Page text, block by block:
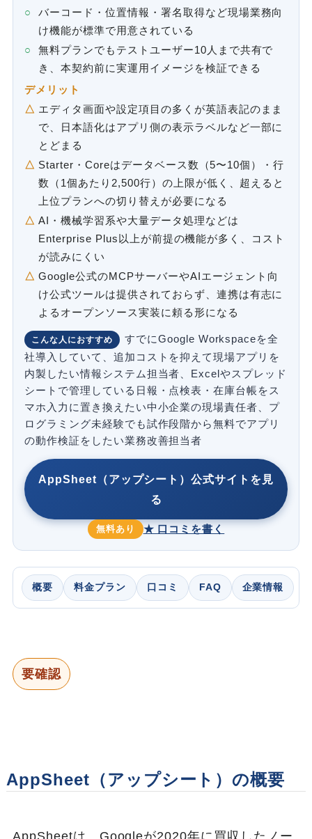
バーコード・位置情報・署名取得など現場業務向
け機能が標準で用意されている
無料プランでもテストユーザー10人まで共有で
き、本契約前に実運用イメージを検証できる
デメリット
エディタ画面や設定項目の多くが英語表記のまま
で、日本語化はアプリ側の表示ラベルなど一部に
とどまる
Starter・Coreはデータベース数（5〜10個）・行
数（1個あたり2,500行）の上限が低く、超えると
上位プランへの切り替えが必要になる
AI・機械学習系や大量データ処理などは
Enterprise Plus以上が前提の機能が多く、コスト
が読みにくい
Google公式のMCPサーバーやAIエージェント向
け公式ツールは提供されておらず、連携は有志に
よるオープンソース実装に頼る形になる
こんな人におすすめ
すでにGoogle Workspaceを全
社導入していて、追加コストを抑えて現場アプリを
内製したい情報システム担当者、Excelやスプレッド
シートで管理している日報・点検表・在庫台帳をス
マホ入力に置き換えたい中小企業の現場責任者、プ
ログラミング未経験でも試作段階から無料でアプリ
の動作検証をしたい業務改善担当者
AppSheet（アップシート）公式サイトを見
る
無料あり ★ 口コミを書く
概要 料金プラン 口コミ FAQ 企業情報
要確認
AppSheet（アップシート）の概要
AppSheetは、Googleが2020年に買収したノー